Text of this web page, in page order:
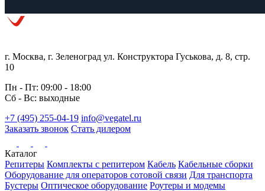
г. Москва, г. Зеленоград ул. Конструктора Гуськова, д. 8, стр.
10
Пн - Пт: 09:00 - 18:00
Сб - Вс: выходные
+7 (495) 255-04-19 info@vegatel.ru
Заказать звонок Стать дилером
Каталог
Репитеры Комплекты с репитером Кабель Кабельные сборки
Оборудование для операторов сотовой связи Для транспорта
Бустеры Оптическое оборудование Роутеры и модемы